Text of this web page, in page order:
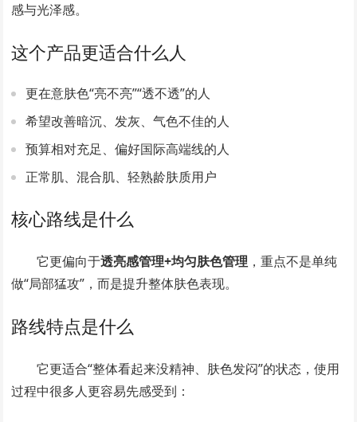
感与光泽感。
这个产品更适合什么人
更在意肤色“亮不亮”“透不透”的人
希望改善暗沉、发灰、气色不佳的人
预算相对充足、偏好国际高端线的人
正常肌、混合肌、轻熟龄肤质用户
核心路线是什么
它更偏向于透亮感管理+均匀肤色管理 ，重点不是单纯
做“局部猛攻”，而是提升整体肤色表现。
路线特点是什么
它更适合“整体看起来没精神、肤色发闷”的状态，使用
过程中很多人更容易先感受到：